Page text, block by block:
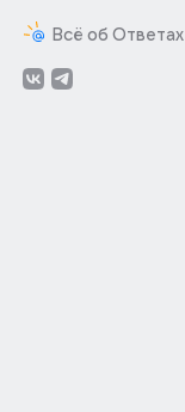
Всё об Ответах